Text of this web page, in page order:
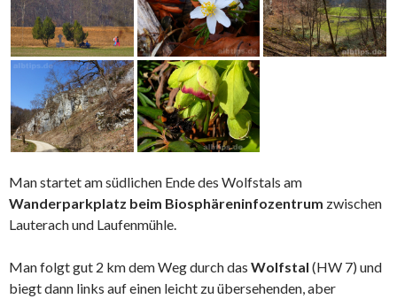
Man startet am südlichen Ende des Wolfstals am
Wanderparkplatz beim Biosphäreninfozentrum zwischen
Lauterach und Laufenmühle.
Man folgt gut 2 km dem Weg durch das Wolfstal (HW 7) und
biegt dann links auf einen leicht zu übersehenden, aber